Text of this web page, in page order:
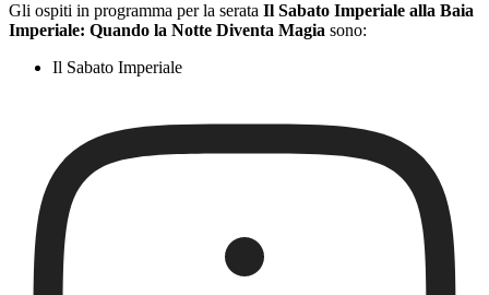
Gli ospiti in programma per la serata Il Sabato Imperiale alla Baia
Imperiale: Quando la Notte Diventa Magia sono:
Il Sabato Imperiale